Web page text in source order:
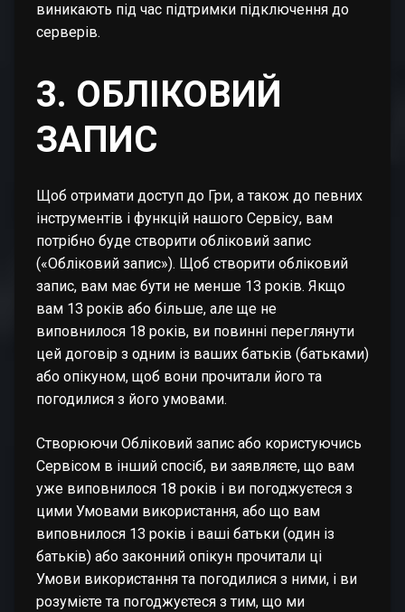
виникають під час підтримки підключення до
серверів.
3. ОБЛІКОВИЙ
ЗАПИС
Щоб отримати доступ до Гри, а також до певних
інструментів і функцій нашого Сервісу, вам
потрібно буде створити обліковий запис
(«Обліковий запис»). Щоб створити обліковий
запис, вам має бути не менше 13 років. Якщо
вам 13 років або більше, але ще не
виповнилося 18 років, ви повинні переглянути
цей договір з одним із ваших батьків (батьками)
або опікуном, щоб вони прочитали його та
погодилися з його умовами.
Створюючи Обліковий запис або користуючись
Сервісом в інший спосіб, ви заявляєте, що вам
уже виповнилося 18 років і ви погоджуєтеся з
цими Умовами використання, або що вам
виповнилося 13 років і ваші батьки (один із
батьків) або законний опікун прочитали ці
Умови використання та погодилися з ними, і ви
розумієте та погоджуєтеся з тим, що ми